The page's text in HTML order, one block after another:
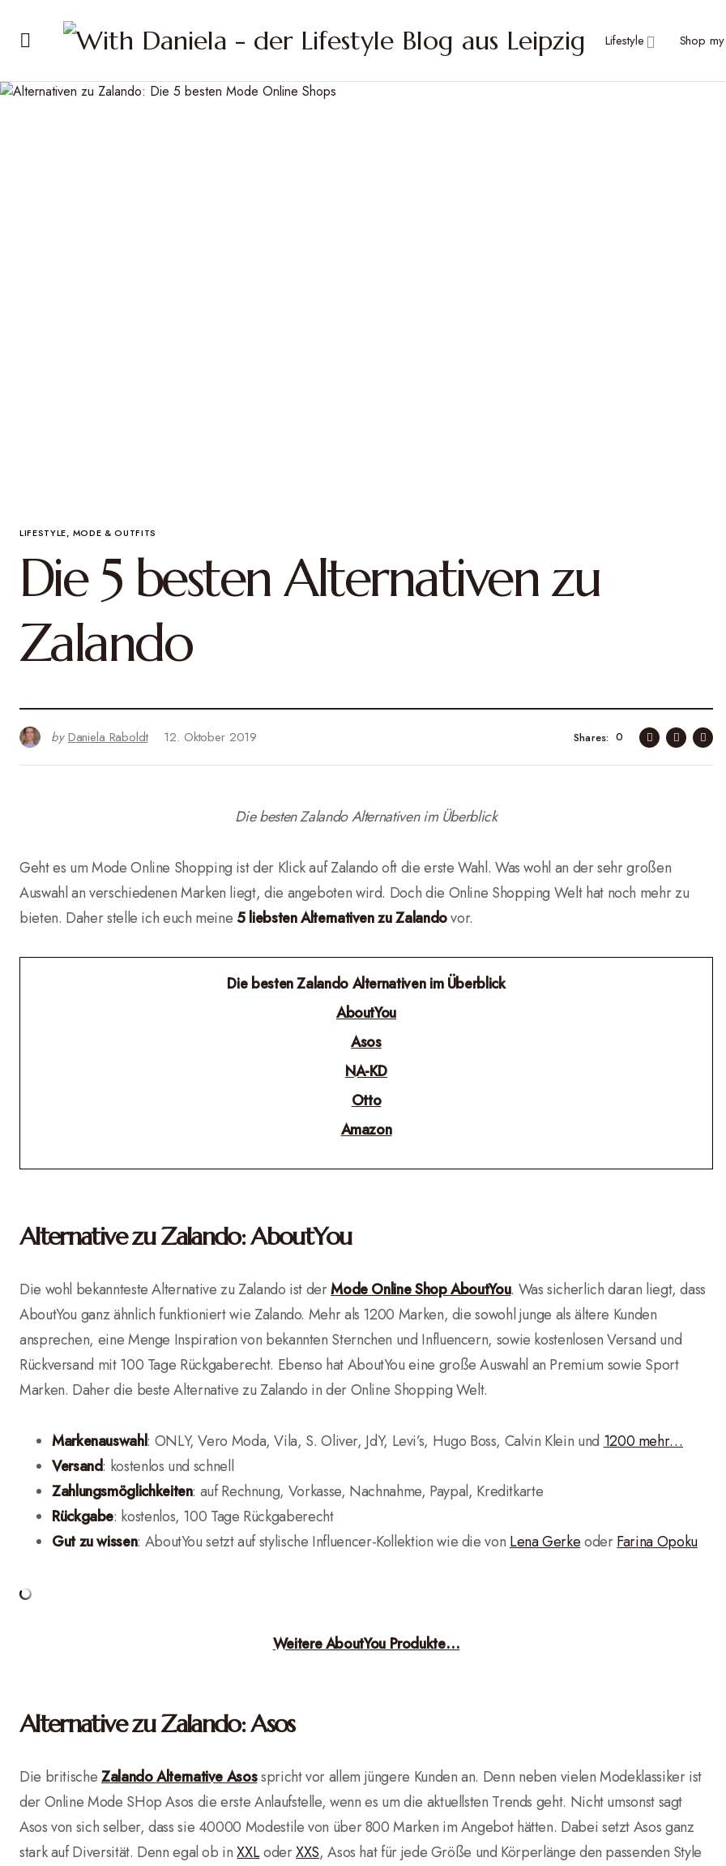
Lifestyle Shop
LIFESTYLE MODE & OUTFITS
Die 5 besten Alternativen zu
Zalando
by Daniela Raboldt 12. Oktober 2019 0
Shares
Die besten Zalando Alternativen im Überblick
Geht es um Mode Online Shopping ist der Klick auf Zalando oft die erste Wahl. Was wohl an der sehr großen
Auswahl an verschiedenen Marken liegt, die angeboten wird. Doch die Online Shopping Welt hat noch mehr zu
bieten. Daher stelle ich euch meine 5 liebsten Alternativen zu Zalandovor.
Die besten Zalando Alternativen im Überblick
AboutYou
Asos
NA-KD
Otto
Amazon
Alternative zu Zalando: AboutYou
Die wohl bekannteste Alternative zu Zalando ist derMode Online Shop AboutYou. Was sicherlich daran liegt, dass
AboutYou ganz ähnlich funktioniert wie Zalando. Mehr als 1200 Marken, die sowohl junge als ältere Kunden
ansprechen, eine Menge Inspiration von bekannten Sternchen und Influencern, sowie kostenlosen Versand und
Rückversand mit 100 Tage Rückgaberecht. Ebenso hat AboutYou eine große Auswahl an Premium sowie Sport
Marken. Daher die beste Alternative zu Zalando in der Online Shopping Welt.
Markenauswahl: ONLY, Vero Moda, Vila, S. Oliver, JdY, Levi’s, Hugo Boss, Calvin Klein und 1200 mehr…
Versand: kostenlos und schnell
Zahlungsmöglichkeiten: auf Rechnung, Vorkasse, Nachnahme, Paypal, Kreditkarte
Rückgabe: kostenlos, 100 Tage Rückgaberecht
Gut zu wissen: AboutYou setzt auf stylische Influencer-Kollektion wie die von Lena GerkeoderFarina Opoku
Weitere AboutYou Produkte…
Alternative zu Zalando: Asos
Die britischeZalando Alternative Asosspricht vor allem jüngere Kunden an. Denn neben vielen Modeklassiker ist
der Online Mode SHop Asos die erste Anlaufstelle, wenn es um die aktuellsten Trends geht. Nicht umsonst sagt
Asos von sich selber, dass sie 40000 Modestile von über 800 Marken im Angebot hätten. Dabei setzt Asos ganz
stark auf Diversität. Denn egal ob inXXLoderXXS, Asos hat für jede Größe und Körperlänge den passenden Style